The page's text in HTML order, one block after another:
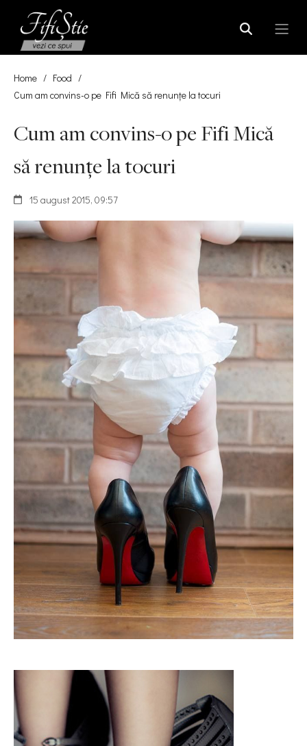
Home / Food /
Cum am convins-o pe Fifi Mică să renunțe la tocuri
Cum am convins-o pe Fifi Mică
să renunțe la tocuri
15 august 2015, 09:57